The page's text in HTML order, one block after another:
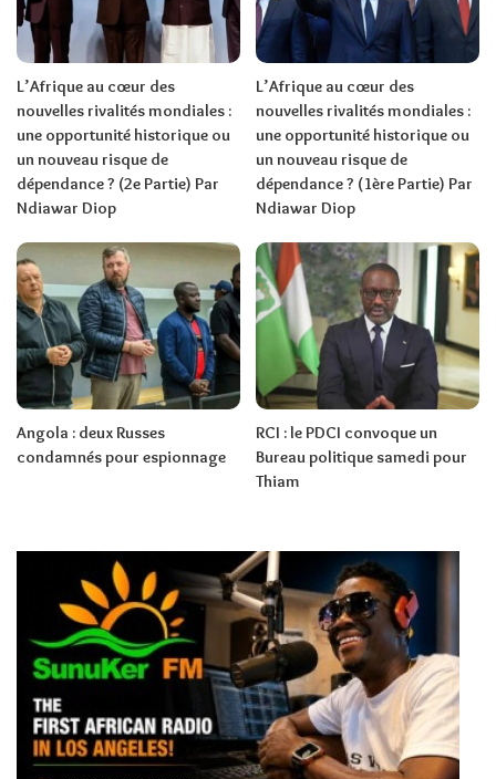
L’Afrique au cœur des
nouvelles rivalités mondiales :
une opportunité historique ou
un nouveau risque de
dépendance ? (2e Partie) Par
Ndiawar Diop
L’Afrique au cœur des
nouvelles rivalités mondiales :
une opportunité historique ou
un nouveau risque de
dépendance ? (1ère Partie) Par
Ndiawar Diop
Angola : deux Russes
condamnés pour espionnage
RCI : le PDCI convoque un
Bureau politique samedi pour
Thiam